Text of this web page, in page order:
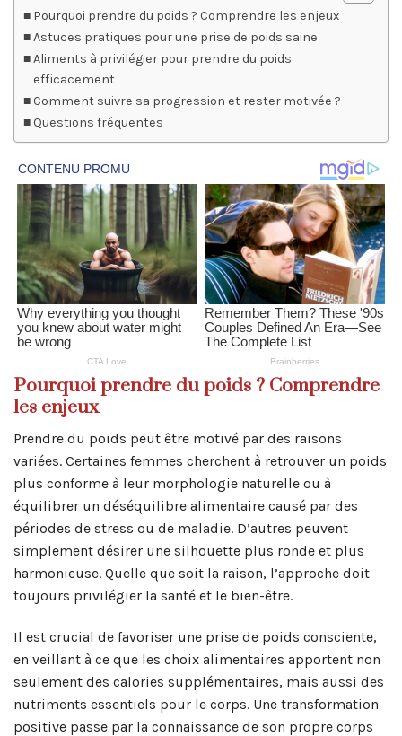
Pourquoi prendre du poids ? Comprendre les enjeux
Astuces pratiques pour une prise de poids saine
Aliments à privilégier pour prendre du poids
efficacement
Comment suivre sa progression et rester motivée ?
Questions fréquentes
Pourquoi prendre du poids ? Comprendre
les enjeux
Prendre du poids peut être motivé par des raisons
variées. Certaines femmes cherchent à retrouver un poids
plus conforme à leur morphologie naturelle ou à
équilibrer un déséquilibre alimentaire causé par des
périodes de stress ou de maladie. D’autres peuvent
simplement désirer une silhouette plus ronde et plus
harmonieuse. Quelle que soit la raison, l’approche doit
toujours privilégier la santé et le bien-être.
Il est crucial de favoriser une prise de poids consciente,
en veillant à ce que les choix alimentaires apportent non
seulement des calories supplémentaires, mais aussi des
nutriments essentiels pour le corps. Une transformation
positive passe par la connaissance de son propre corps